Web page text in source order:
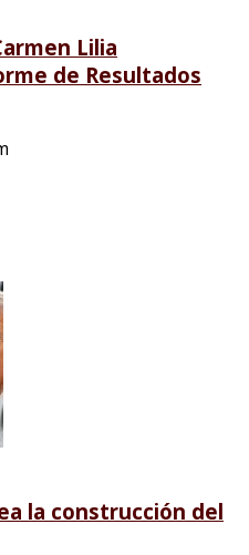
Lilia
de Resultados
la construcción del